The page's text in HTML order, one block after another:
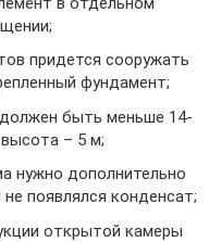
придется сооружать
фундамент;
быть меньше 14-
– 5 м;
нужно дополнительно
появлялся конденсат;
открытой камеры